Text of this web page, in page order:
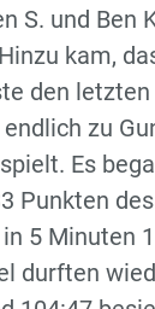
S. und Ben
kam,
den
zu
Es
Punkten
5 Minuten
durften